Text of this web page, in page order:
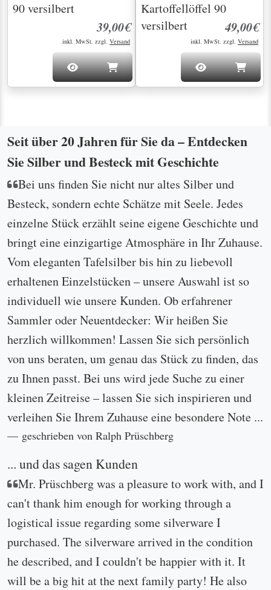
90 versilbert
39,00€
inkl. MwSt. zzgl. Versand
Kartoffellöffel 90
versilbert
49,00€
inkl. MwSt. zzgl. Versand
Seit über 20 Jahren für Sie da – Entdecken
Sie Silber und Besteck mit Geschichte
Bei uns finden Sie nicht nur altes Silber und
Besteck, sondern echte Schätze mit Seele. Jedes
einzelne Stück erzählt seine eigene Geschichte und
bringt eine einzigartige Atmosphäre in Ihr Zuhause.
Vom eleganten Tafelsilber bis hin zu liebevoll
erhaltenen Einzelstücken – unsere Auswahl ist so
individuell wie unsere Kunden. Ob erfahrener
Sammler oder Neuentdecker: Wir heißen Sie
herzlich willkommen! Lassen Sie sich persönlich
von uns beraten, um genau das Stück zu finden, das
zu Ihnen passt. Bei uns wird jede Suche zu einer
kleinen Zeitreise – lassen Sie sich inspirieren und
verleihen Sie Ihrem Zuhause eine besondere Note ...
geschrieben von Ralph Prüschberg
... und das sagen Kunden
Mr. Prüschberg was a pleasure to work with, and I
can't thank him enough for working through a
logistical issue regarding some silverware I
purchased. The silverware arrived in the condition
he described, and I couldn't be happier with it. It
will be a big hit at the next family party! He also